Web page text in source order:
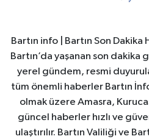
Bartın info | Bartın Son
Bartın’da yaşanan son
yerel gündem, resmi
tüm önemli haberler Bartın
olmak üzere Amasra,
güncel haberler hızlı ve
ulaştırılır. Bartın Valiliği ve